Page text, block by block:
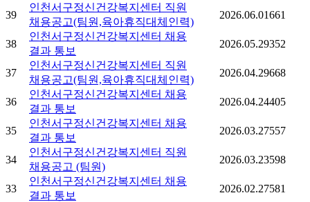
39
인천서구정신건강복지센터 직원
채용공고(팀원,육아휴직대체인력)
2026.06.01661
38
인천서구정신건강복지센터 채용
결과 통보
2026.05.29352
37
인천서구정신건강복지센터 직원
채용공고(팀원,육아휴직대체인력)
2026.04.29668
36
인천서구정신건강복지센터 채용
결과 통보
2026.04.24405
35
인천서구정신건강복지센터 채용
결과 통보
2026.03.27557
34
인천서구정신건강복지센터 직원
채용공고 (팀원)
2026.03.23598
33
인천서구정신건강복지센터 채용
결과 통보
2026.02.27581